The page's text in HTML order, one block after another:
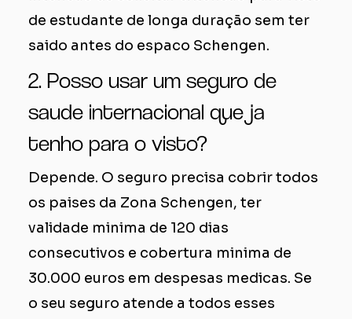
de estudante de longa duração sem ter
saido antes do espaco Schengen.
2. Posso usar um seguro de
saude internacional que ja
tenho para o visto?
Depende. O seguro precisa cobrir todos
os paises da Zona Schengen, ter
validade minima de 120 dias
consecutivos e cobertura minima de
30.000 euros em despesas medicas. Se
o seu seguro atende a todos esses